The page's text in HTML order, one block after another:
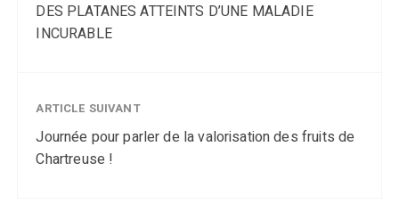
DES PLATANES ATTEINTS D’UNE MALADIE
INCURABLE
ARTICLE SUIVANT
Journée pour parler de la valorisation des fruits de
Chartreuse !